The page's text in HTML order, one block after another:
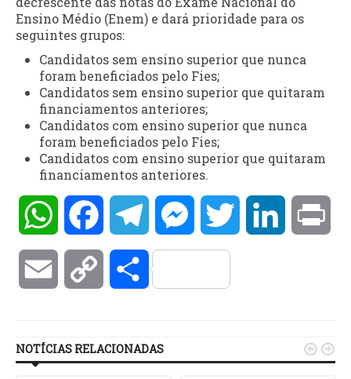
Ensino Médio (Enem) e dará prioridade para os
seguintes grupos:
Candidatos sem ensino superior que nunca
foram beneficiados pelo Fies;
Candidatos sem ensino superior que quitaram
financiamentos anteriores;
Candidatos com ensino superior que nunca
foram beneficiados pelo Fies;
Candidatos com ensino superior que quitaram
financiamentos anteriores.
WhatsAppFacebookTelegramMessengerTwitter LinkedIn
Email Copy Compartilhar
NOTÍCIAS RELACIONADAS  